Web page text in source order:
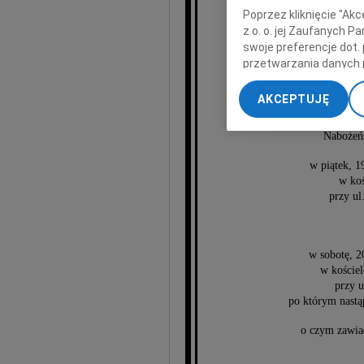
w piątek,
w
przy
w sobotę,
w
przy
po którym
o czym
Poprzez kliknięcie
z o. o. jej Zaufanych
swoje preferencje dot.
przetwarzania danych
„Ustawienia
My, nasi Zaufani
dokładnych danych
Przechowywanie
treści, badnie
AKCEPTUJĘ